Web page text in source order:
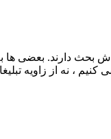
دارند. بعضی‌ ها به
، نه از زاویه